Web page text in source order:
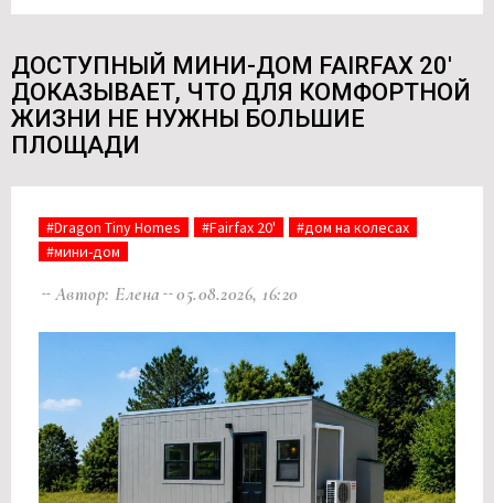
ДОСТУПНЫЙ МИНИ-ДОМ FAIRFAX 20'
ДОКАЗЫВАЕТ, ЧТО ДЛЯ КОМФОРТНОЙ
ЖИЗНИ НЕ НУЖНЫ БОЛЬШИЕ
ПЛОЩАДИ
#Dragon Tiny Homes #Fairfax 20'
#дом на колесах
#мини-дом
Автор: Елена 05.08.2026, 16:20